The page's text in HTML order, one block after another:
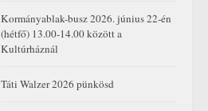
Kormányablak-busz 2026. június 22-én
(hétfő) 13.00-14.00 között a
Kultúrháznál
Táti Walzer 2026 pünkösd